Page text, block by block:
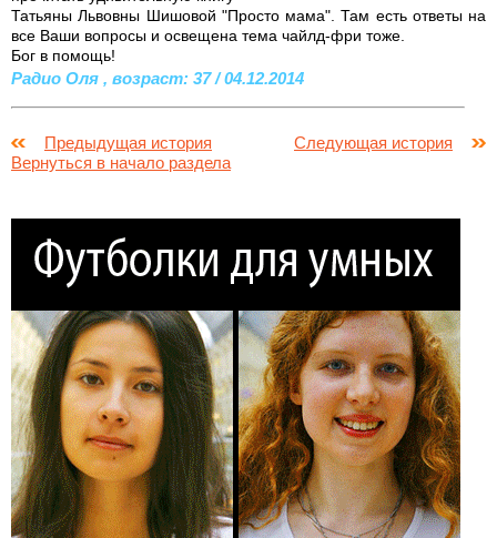
Татьяны Львовны Шишовой "Просто мама". Там есть ответы на
все Ваши вопросы и освещена тема чайлд-фри тоже.
Бог в помощь!
Радио Оля , возраст: 37 / 04.12.2014
Предыдущая история
Следующая история
Вернуться в начало раздела